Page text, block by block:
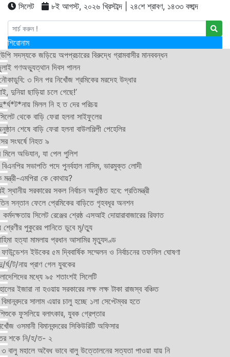
সিলেট ৮ই আগস্ট, ২০২৬ খ্রিস্টাব্দ | ২৪শে শ্রাবণ, ১৪৩৩ বঙ্গাব্দ
শিরোনাম
সদস্যকে জড়িয়ে অপপ্রচারের বিরুদ্ধে গ্রামবাসীর মানববন্ধন
গণঅভ্যুত্থান দিবস পালন
৩ দিন পর নিখোঁজ শ্রমিকের মরদেহ উদ্ধার
দুনিয়া ছাড়িয়া চলে গেছে!’
মিলল নি হ ত দের পরিচয়
থেকে বাড়ি ফেরা হলনা সাইফুলের
শেষে বাড়ি ফেরা হলনা বাউলশিল্পী পেহেলির
সংঘর্ষে নিহত ৯
মিলে অভিযান, যা পেল পুলিশ
সভাপতি পদে পুনর্বহাল নাসিম, ভারমুক্ত লোদী
মন্ত্রী-এমপিরা কে কোথায়?
সরকারের সকল নির্বাচন অনুষ্ঠিত হবে: প্রতিমন্ত্রী
সন্তান ফেলে প্রেমিকের বাড়িতে গৃহবধূর অনশন
সিলেট রেঞ্জের শ্রেষ্ঠ এসআই দোয়ারাবাজারের রিফাত
শ্রেণীর পুকুরের পানিতে ডুবে মৃ/ত্যু
হত্যা মামলায় প্রধান আসামির মৃত্যুদণ্ড
ইউকের ৫ম দ্বিবার্ষিক সম্মেলন ও নির্বাচনের তফসিল ঘোষণা
ট/নায় প্রাণ গেল যুবকের
মধ্যে ৯৫ শতাংশই সিলেটি
ইজারা না হওয়ায় সরকারের লক্ষ লক্ষ টাকা রাজস্ব বঞ্চিত
সালাম এয়ার চালু হচ্ছে ১লা সেপ্টেম্বর হতে
ফুসলিয়ে বলাৎকার, যুবক গ্রেপ্তার
ওসমানী বিমানবন্দরের সিকিউরিটি অফিসার
শকে নি/হ/ত- ২
বালু মহালে অবৈধ ভাবে বালু উত্তোলনের সত্যতা পাওয়া যায় নি